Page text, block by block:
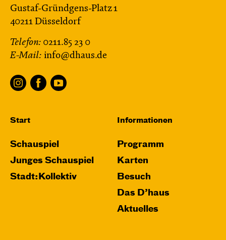
Gustaf-Gründgens-Platz 1
40211 Düsseldorf
Telefon: 0211.85 23 0
E-Mail: info@dhaus.de
Start
Schauspiel
Junges Schauspiel
Stadt:Kollektiv
Informationen
Programm
Karten
Besuch
Das D’haus
Aktuelles